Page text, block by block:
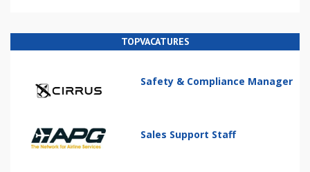
TOPVACATURES
Safety & Compliance Manager
Sales Support Staff